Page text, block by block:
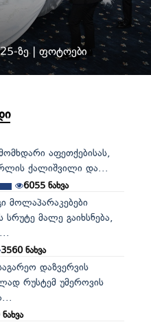
ზე | ფოტოები
აფეთქებისას,
ქალიშვილი და...
6055 ნახვა
მოლაპარაკებები
სრუტე მალე გაიხსნება,
3560ნახვა
დაზვერვის
რუსტემ უმეროვის
ნახვა